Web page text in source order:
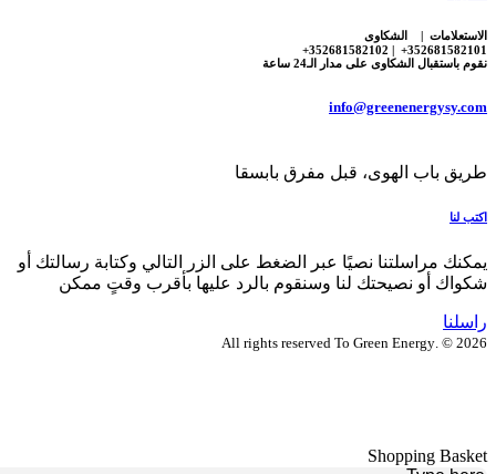
الاستعلامات | الشكاوى
352681582101+ | 352681582102+
نقوم باستقبال الشكاوى على مدار الـ24 ساعة
info@greenenergysy.com
طريق باب الهوى، قبل مفرق بابسقا
اكتب لنا
يمكنك مراسلتنا نصيًا عبر الضغط على الزر التالي وكتابة رسالتك أو
شكواك أو نصيحتك لنا وسنقوم بالرد عليها بأقرب وقتٍ ممكن
راسلنا
2026 © .All rights reserved To Green Energy
Shopping Basket